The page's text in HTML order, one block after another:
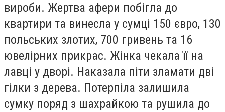
вироби. Жертва афери побігла до
квартири та винесла у сумці 150 євро, 130
польських злотих, 700 гривень та 16
ювелірних прикрас. Жінка чекала її на
лавці у дворі. Наказала піти зламати дві
гілки з дерева. Потерпіла залишила
сумку поряд з шахрайкою та рушила до